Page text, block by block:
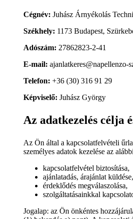
Cégnév: Juhász Árnyékolás
Székhely: 1173 Budapest,
Adószám: 27862823-2-41
E-mail: ajanlatkeres@napellenzo-
Telefon: +36 (30) 316 91 29
Képviselő: Juhász György
Az adatkezelés célja
Az Ön által a kapcsolatfelvételi
személyes adatok kezelése az
kapcsolatfelvétel biztosítása,
ajánlatadás, árajánlat küldése,
érdeklődés megválaszolása,
szolgáltatásainkkal
Jogalap: az Ön önkéntes